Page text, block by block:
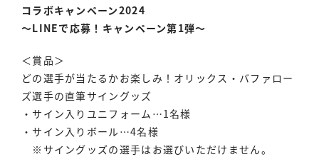
コラボキャンペーン2024
〜LINEで応募！キャンペーン第1弾〜
＜賞品＞
どの選手が当たるかお楽しみ！オリックス・バファロー
ズ選手の直筆サイングッズ
・サイン入りユニフォーム…1名様
・サイン入りボール…4名様
※サイングッズの選手はお選びいただけません。